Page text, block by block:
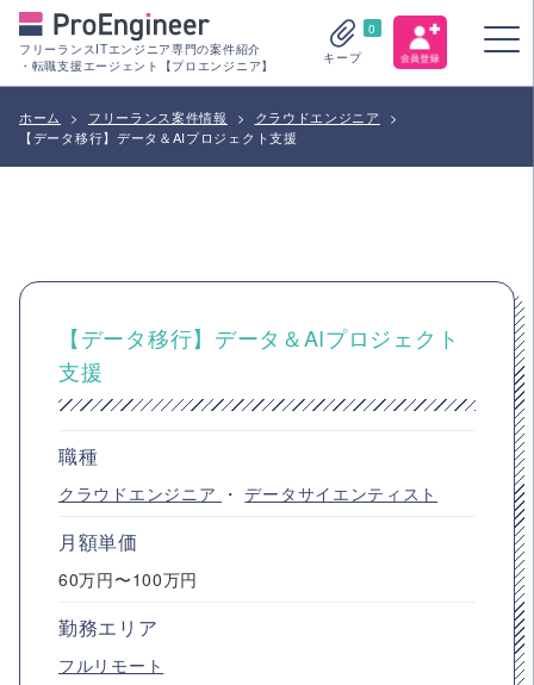
フリーランスITエンジニア専門の案件紹介
・転職支援エージェント【プロエンジニア】
0
キープ
ホーム > フリーランス案件情報 > クラウドエンジニア
>
【データ移行】データ＆AIプロジェクト支援
【データ移行】データ＆AIプロジェクト
支援
職種
クラウドエンジニア ・データサイエンティスト
月額単価
60万円〜100万円
勤務エリア
フルリモート